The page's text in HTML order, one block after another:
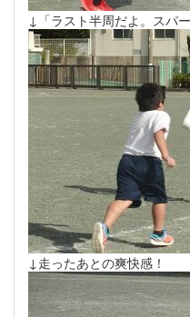
↓「ラスト半周だよ。スパ
↓走ったあとの爽快感！